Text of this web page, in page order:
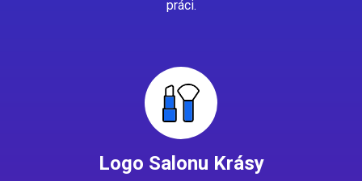
práci.
Logo Salonu Krásy